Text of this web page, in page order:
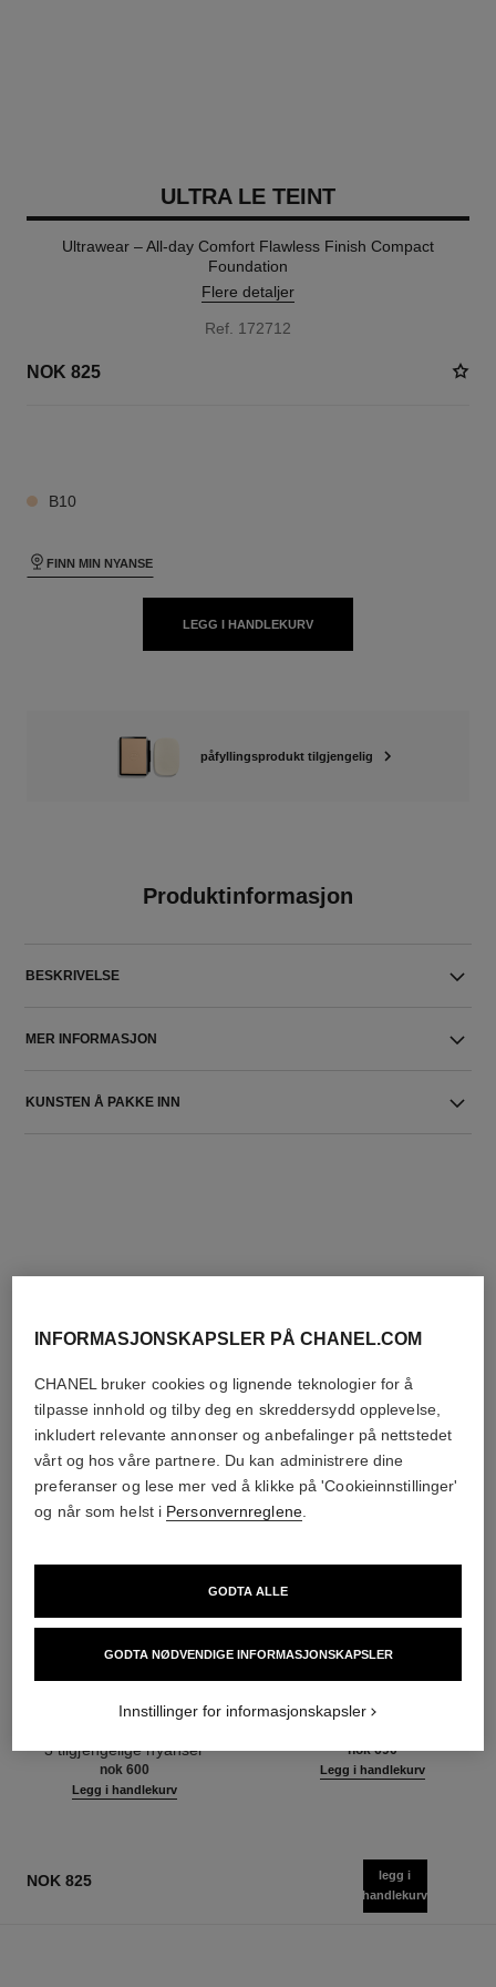
ULTRA LE TEINT
Ultrawear – All-day Comfort Flawless Finish Compact
Foundation
Flere detaljer
Ref. 172712
NOK 825
B10
FINN MIN NYANSE
LEGG I HANDLEKURV
påfyllingsprodukt tilgjengelig
Produktinformasjon
BESKRIVELSE
MER INFORMASJON
KUNSTEN Å PAKKE INN
Length, Curl and Definition
3 tilgjengelige nyanser
nok 600
Legg i handlekurv
Ref. 168242
nok 690
Legg i handlekurv
NOK 825
legg i
handlekurv
INFORMASJONSKAPSLER PÅ CHANEL.COM
CHANEL bruker cookies og lignende teknologier for å
tilpasse innhold og tilby deg en skreddersydd opplevelse,
inkludert relevante annonser og anbefalinger på nettstedet
vårt og hos våre partnere. Du kan administrere dine
preferanser og lese mer ved å klikke på 'Cookieinnstillinger'
og når som helst i Personvernreglene.
GODTA NØDVENDIGE INFORMASJONSKAPSLER
GODTA ALLE
Innstillinger for informasjonskapsler